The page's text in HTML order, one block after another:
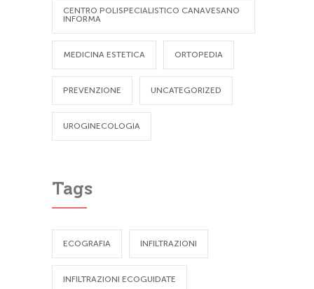
CENTRO POLISPECIALISTICO CANAVESANO
INFORMA
MEDICINA ESTETICA ORTOPEDIA
PREVENZIONE UNCATEGORIZED
UROGINECOLOGIA
Tags
ECOGRAFIA INFILTRAZIONI
INFILTRAZIONI ECOGUIDATE